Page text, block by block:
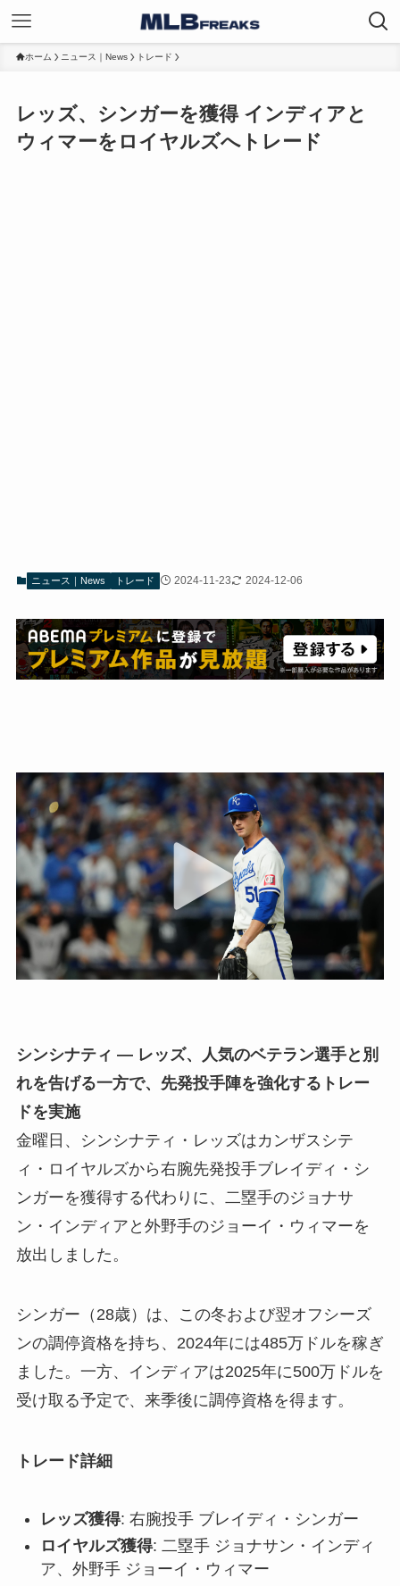
ホーム ニュース｜News トレード
レッズ、シンガーを獲得 インディアと
ウィマーをロイヤルズへトレード
ニュース｜News トレード 2024-11-23 2024-12-06
シンシナティ — レッズ、人気のベテラン選手と別
れを告げる一方で、先発投手陣を強化するトレー
ドを実施
金曜日、シンシナティ・レッズはカンザスシテ
ィ・ロイヤルズから右腕先発投手ブレイディ・シ
ンガーを獲得する代わりに、二塁手のジョナサ
ン・インディアと外野手のジョーイ・ウィマーを
放出しました。
シンガー（28歳）は、この冬および翌オフシーズ
ンの調停資格を持ち、2024年には485万ドルを稼ぎ
ました。一方、インディアは2025年に500万ドルを
受け取る予定で、来季後に調停資格を得ます。
トレード詳細
レッズ獲得: 右腕投手 ブレイディ・シンガー
ロイヤルズ獲得: 二塁手 ジョナサン・インディ
ア、外野手 ジョーイ・ウィマー